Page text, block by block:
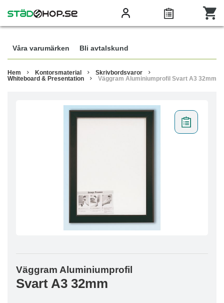
Våra varumärken Bli avtalskund
Hem Kontorsmaterial
Skrivbordsvaror
Whiteboard & Presentation
Väggram Aluminiumprofil Svart A3 32mm
Väggram Aluminiumprofil
Svart A3 32mm